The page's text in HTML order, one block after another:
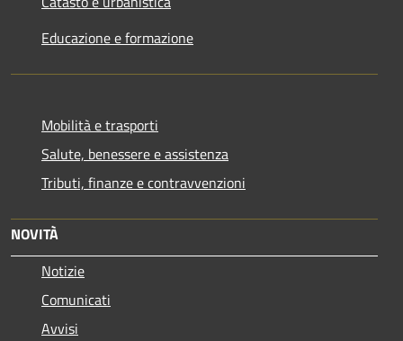
Educazione e formazione
Mobilità e trasporti
Salute, benessere e assistenza
Tributi, finanze e contravvenzioni
NOVITÀ
Notizie
Comunicati
Avvisi